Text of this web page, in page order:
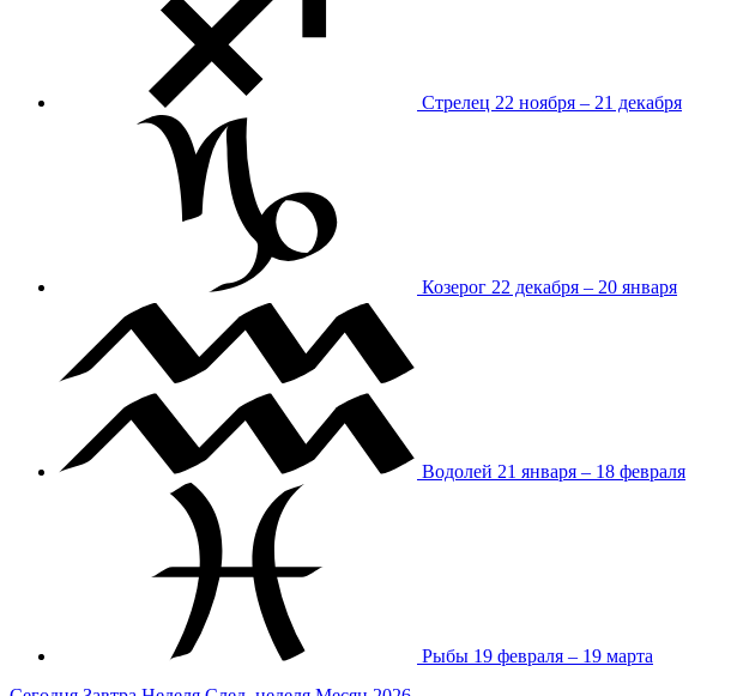
Стрелец 22 ноября – 21 декабря
Козерог 22 декабря – 20 января
Водолей 21 января – 18 февраля
Рыбы 19 февраля – 19 марта